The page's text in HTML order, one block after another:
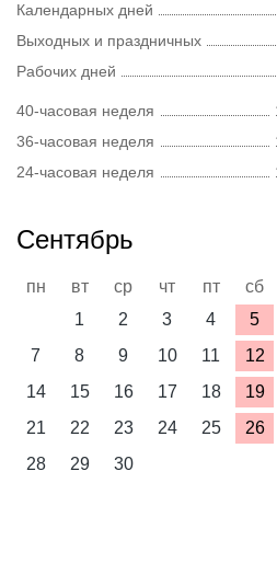
Календарных дней
Выходных и праздничных
Рабочих дней
40-часовая неделя
36-часовая неделя
24-часовая неделя
Сентябрь
пн вт ср чт пт сб
1
2 3 4 5
7
8 9 10 11 12
14
15 16 17 18 19
21
22 23 24 25 26
28
29 30